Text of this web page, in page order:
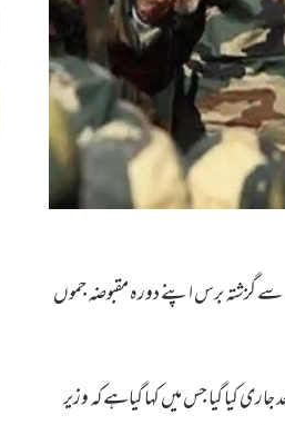
سے گزشتہ برس اپنے دورہ مقبوضہ جموں
کیا گیا جس میں کہا گیاہے کہ وزیر